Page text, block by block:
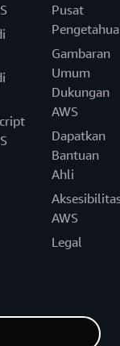
Pusat
Gambaran
Umum
Dukungan
AWS
Dapatkan
Bantuan
Ahli
AWS
Legal